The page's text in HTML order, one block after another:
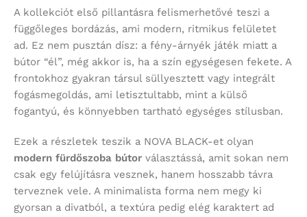
A kollekciót első pillantásra felismerhetővé teszi a
függőleges bordázás, ami modern, ritmikus felületet
ad. Ez nem pusztán dísz: a fény-árnyék játék miatt a
bútor “él”, még akkor is, ha a szín egységesen fekete. A
frontokhoz gyakran társul süllyesztett vagy integrált
fogásmegoldás, ami letisztultabb, mint a külső
fogantyú, és könnyebben tartható egységes stílusban.
Ezek a részletek teszik a NOVA BLACK-et olyan
modern fürdőszoba bútor választássá, amit sokan nem
csak egy felújításra vesznek, hanem hosszabb távra
terveznek vele. A minimalista forma nem megy ki
gyorsan a divatból, a textúra pedig elég karaktert ad